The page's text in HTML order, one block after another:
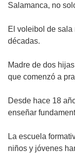
Salamanca, no
El voleibol de sala
décadas.
Madre de dos
que comenzó a
Desde hace 18
enseñar
La escuela
niños y jóvenes